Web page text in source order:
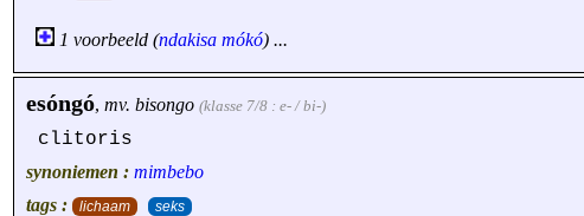
1 voorbeeld (ndakisa mókó) ...
esóngó, mv. bisongo (klasse 7/8 : e- / bi-)
clitoris
synoniemen : mimbebo
tags :
lichaam seks